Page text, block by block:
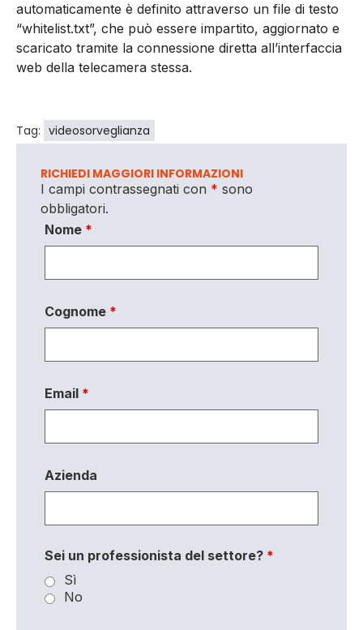
automaticamente è definito attraverso un file di testo
“whitelist.txt”, che può essere impartito, aggiornato e
scaricato tramite la connessione diretta all’interfaccia
web della telecamera stessa.
Tag: videosorveglianza
RICHIEDI MAGGIORI INFORMAZIONI
I campi contrassegnati con * sono
obbligatori.
Nome *
Cognome *
Email *
Azienda
Sei un professionista del settore? *
Sì
No